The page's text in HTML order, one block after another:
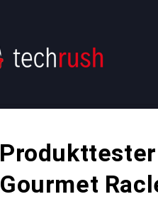
Gourmet